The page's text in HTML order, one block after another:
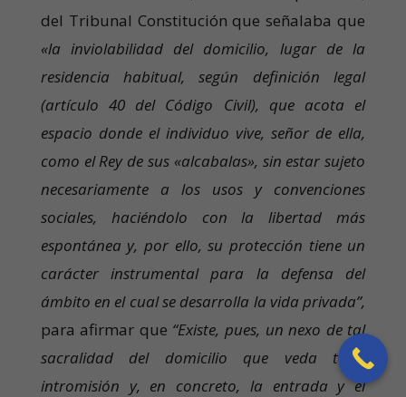
del Tribunal Constitución que señalaba que
«la inviolabilidad del domicilio, lugar de la
residencia habitual, según definición legal
(artículo 40 del Código Civil), que acota el
espacio donde el individuo vive, señor de ella,
como el Rey de sus «alcabalas», sin estar sujeto
necesariamente a los usos y convenciones
sociales, haciéndolo con la libertad más
espontánea y, por ello, su protección tiene un
carácter instrumental para la defensa del
ámbito en el cual se desarrolla la vida privada”,
para afirmar que “Existe, pues, un nexo de tal
sacralidad del domicilio que veda toda
intromisión y, en concreto, la entrada y el